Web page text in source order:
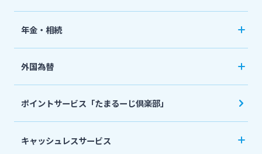
「おまとめ1（ワン）」
住宅ローン
フリーローン
マイカーローン
ローンシミュレーション
国債
ネット定期保険
ネット医療保険
死亡保険（生命保険）
生命保険
年金・相続
国民年金基金
個人型確定拠出年金（iDeCo）
相続関連サービス
外国為替
外貨両替・円建小切手取立
外貨預金
ポイントサービス「たまるーじ倶楽部」
キャッシュレスサービス